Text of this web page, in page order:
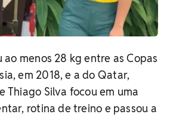
ao menos 28 kg entre as Copas
em 2018, e a do Qatar,
Thiago Silva focou em uma
rotina de treino e passou a